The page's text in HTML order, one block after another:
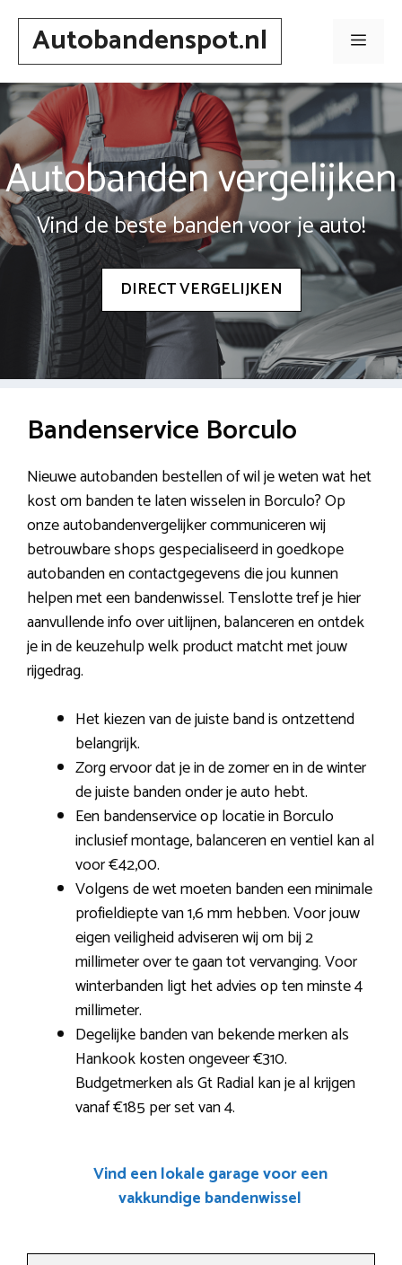
Spring
inhoudAutobandenspot.nl Menu
Autobanden vergelijken
Vind de beste banden voor je auto!
DIRECT VERGELIJKEN
Bandenservice Borculo
Nieuwe autobanden bestellen of wil je weten wat het
kost om banden te laten wisselen in Borculo? Op
onze autobandenvergelijker communiceren wij
betrouwbare shops gespecialiseerd in goedkope
autobanden en contactgegevens die jou kunnen
helpen met een bandenwissel. Tenslotte tref je hier
aanvullende info over uitlijnen, balanceren en ontdek
je in de keuzehulp welk product matcht met jouw
rijgedrag.
Het kiezen van de juiste band is ontzettend
belangrijk.
Zorg ervoor dat je in de zomer en in de winter
de juiste banden onder je auto hebt.
Een bandenservice op locatie in Borculo
inclusief montage, balanceren en ventiel kan al
voor €42,00.
Volgens de wet moeten banden een minimale
profieldiepte van 1,6 mm hebben. Voor jouw
eigen veiligheid adviseren wij om bij 2
millimeter over te gaan tot vervanging. Voor
winterbanden ligt het advies op ten minste 4
millimeter.
Degelijke banden van bekende merken als
Hankook kosten ongeveer €310.
Budgetmerken als Gt Radial kan je al krijgen
vanaf €185 per set van 4.
Vind een lokale garage voor een
vakkundige bandenwissel